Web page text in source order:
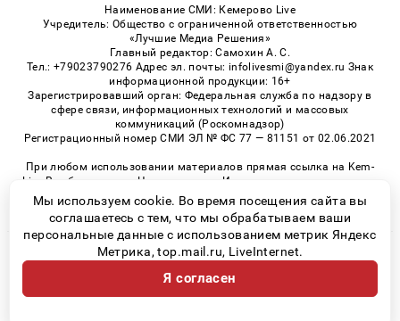
Наименование СМИ: Кемерово Live
Учредитель: Общество с ограниченной ответственностью
«Лучшие Медиа Решения»
Главный редактор: Самохин А. С.
Тел.: +79023790276 Адрес эл. почты: infolivesmi@yandex.ru Знак
информационной продукции: 16+
Зарегистрировавший орган: Федеральная служба по надзору в
сфере связи, информационных технологий и массовых
коммуникаций (Роскомнадзор)
Регистрационный номер СМИ ЭЛ № ФС 77 — 81151 от 02.06.2021
При любом использовании материалов прямая ссылка на Kem-
Live.Ru обязательна. Цитирование в Интернете возможно только
при наличии письменного разрешения.
© 2026 «Kem-Live» | Все права защищены
Возрастная категория сайта 16+
Политика конфиденциальности
Мы используем cookie. Во время посещения сайта вы
соглашаетесь с тем, что мы обрабатываем ваши
персональные данные с использованием метрик Яндекс
Метрика, top.mail.ru, LiveInternet.
Я согласен